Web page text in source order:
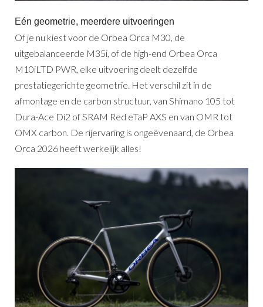
Eén geometrie, meerdere uitvoeringen
Of je nu kiest voor de Orbea Orca M30, de
uitgebalanceerde M35i, of de high-end Orbea Orca
M10iLTD PWR, elke uitvoering deelt dezelfde
prestatiegerichte geometrie. Het verschil zit in de
afmontage en de carbon structuur, van Shimano 105 tot
Dura-Ace Di2 of SRAM Red eTaP AXS en van OMR tot
OMX carbon. De rijervaring is ongeëvenaard, de Orbea
Orca 2026 heeft werkelijk alles!